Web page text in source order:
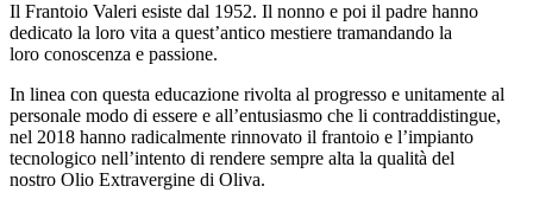
Il Frantoio Valeri esiste dal 1952. Il nonno e poi il padre hanno
dedicato la loro vita a quest’antico mestiere tramandando la
loro conoscenza e passione.
In linea con questa educazione rivolta al progresso e unitamente al
personale modo di essere e all’entusiasmo che li contraddistingue,
nel 2018 hanno radicalmente rinnovato il frantoio e l’impianto
tecnologico nell’intento di rendere sempre alta la qualità del
nostro Olio Extravergine di Oliva.